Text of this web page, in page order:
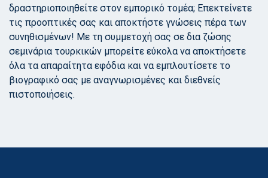
δραστηριοποιηθείτε στον εμπορικό τομέα; Επεκτείνετε
τις προοπτικές σας και αποκτήστε γνώσεις πέρα των
συνηθισμένων! Με τη συμμετοχή σας σε δια ζώσης
σεμινάρια τουρκικών μπορείτε εύκολα να αποκτήσετε
όλα τα απαραίτητα εφόδια και να εμπλουτίσετε το
βιογραφικό σας με αναγνωρισμένες και διεθνείς
πιστοποιήσεις.